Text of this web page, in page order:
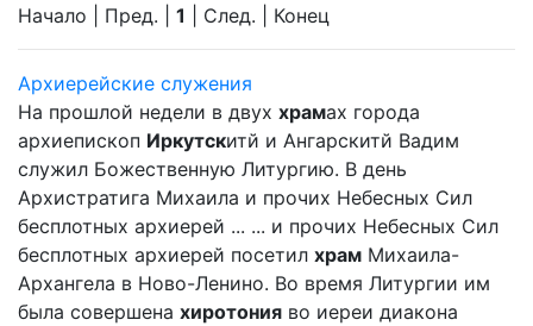
Начало | Пред. | 1 | След. | Конец
Архиерейские служения
На прошлой недели в двух храмах города
архиепископ Иркутскитй и Ангарскитй Вадим
служил Божественную Литургию. В день
Архистратига Михаила и прочих Небесных Сил
бесплотных архиерей ... ... и прочих Небесных Сил
бесплотных архиерей посетил храм Михаила-
Архангела в Ново-Ленино. Во время Литургии им
была совершена хиротония во иереи диакона